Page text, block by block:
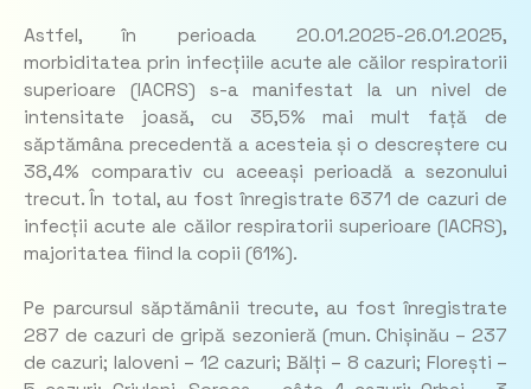
Astfel, în perioada 20.01.2025-26.01.2025,
morbiditatea prin infecțiile acute ale căilor respiratorii
superioare (IACRS) s-a manifestat la un nivel de
intensitate joasă, cu 35,5% mai mult față de
săptămâna precedentă a acesteia și o descreștere cu
38,4% comparativ cu aceeași perioadă a sezonului
trecut. În total, au fost înregistrate 6371 de cazuri de
infecții acute ale căilor respiratorii superioare (IACRS),
majoritatea fiind la copii (61%).
Pe parcursul săptămânii trecute, au fost înregistrate
287 de cazuri de gripă sezonieră (mun. Chișinău – 237
de cazuri; Ialoveni – 12 cazuri; Bălți – 8 cazuri; Florești –